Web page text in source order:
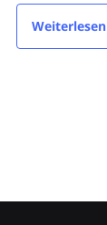
Weiterlesen